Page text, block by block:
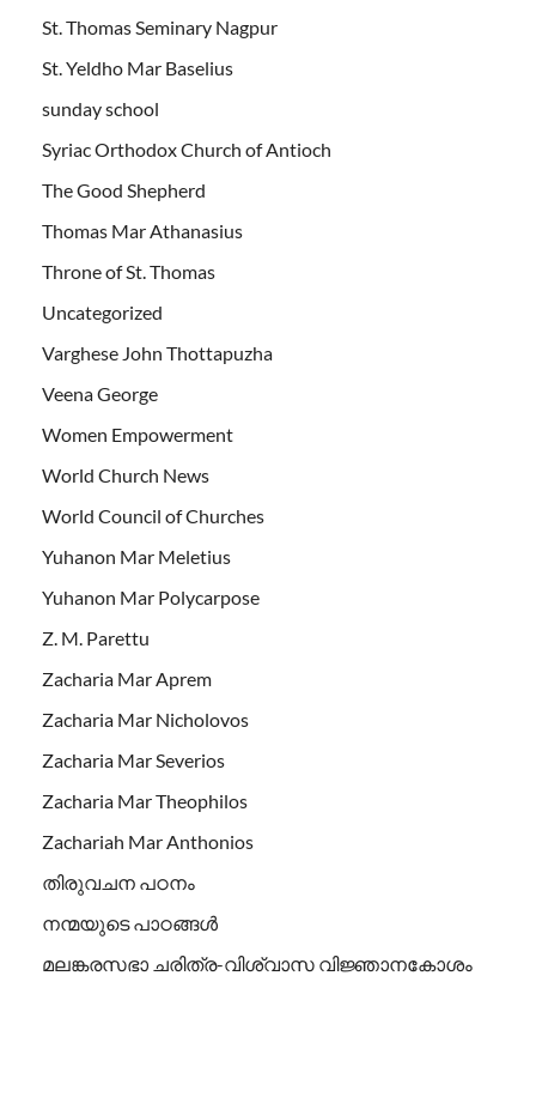
St. Thomas Seminary Nagpur
St. Yeldho Mar Baselius
sunday school
Syriac Orthodox Church of Antioch
The Good Shepherd
Thomas Mar Athanasius
Throne of St. Thomas
Uncategorized
Varghese John Thottapuzha
Veena George
Women Empowerment
World Church News
World Council of Churches
Yuhanon Mar Meletius
Yuhanon Mar Polycarpose
Z. M. Parettu
Zacharia Mar Aprem
Zacharia Mar Nicholovos
Zacharia Mar Severios
Zacharia Mar Theophilos
Zachariah Mar Anthonios
തിരുവചന പഠനം
നന്മയുടെ പാഠങ്ങള്‍
മലങ്കരസഭാ ചരിത്ര-വിശ്വാസ വിജ്ഞാനകോശം